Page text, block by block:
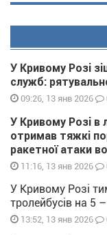
У Кривому Розі
служб:
09:26, 13 янв 2026
У Кривому Розі в
отримав тяжкі
ракетної атаки
11:16, 13 янв 2026
У Кривому Розі
тролейбусів на 5
13:52, 13 янв 2026